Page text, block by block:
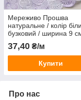
Мереживо Прошва
натуральне / колір
бузковий / ширина 9
замовлення від 1 метра
37,40 ₴/м
Купити
Про нас